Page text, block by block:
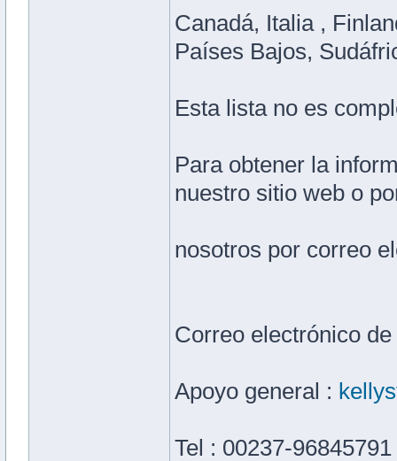
Canadá, Italia ,
Países Bajos,
Esta lista no es
Para obtener la
nuestro sitio web o
nosotros por correo
Correo electrónico
Apoyo general :
Tel : 00237-96845791